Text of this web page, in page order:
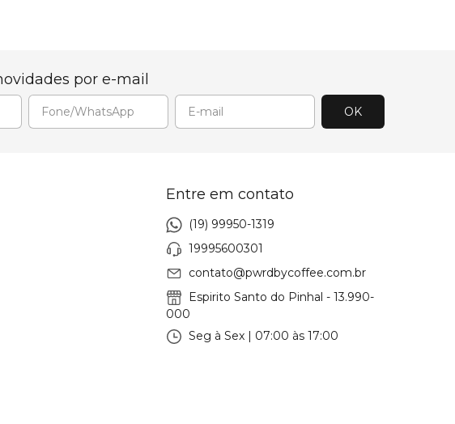
por e-mail
Entre em contato
(19) 99950-1319
19995600301
contato@pwrdbycoffee.com.br
Espirito Santo do Pinhal - 13.990-
000
Seg à Sex | 07:00 às 17:00